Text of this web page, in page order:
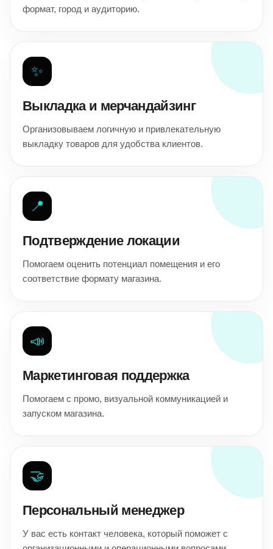
формат, город и аудиторию.
✨
Выкладка и мерчандайзинг
Организовываем логичную и привлекательную
выкладку товаров для удобства клиентов.
📍
Подтверждение локации
Помогаем оценить потенциал помещения и его
соответствие формату магазина.
📣
Маркетинговая поддержка
Помогаем с промо, визуальной коммуникацией и
запуском магазина.
🤝
Персональный менеджер
У вас есть контакт человека, который поможет с